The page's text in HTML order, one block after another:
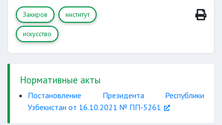
Закиров институт
искусство
Нормативные акты
Постановление Президента Республики
Узбекистан от 16.10.2021 № ПП-5261